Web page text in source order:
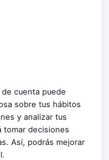
cuenta puede
sobre tus hábitos
y analizar tus
tomar decisiones
Así, podrás mejorar